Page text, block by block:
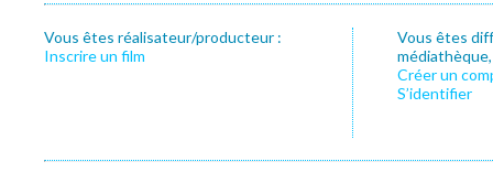
Vous êtes réalisateur/producteur :
Inscrire un film
Vous êtes
Créer un
S’identifier